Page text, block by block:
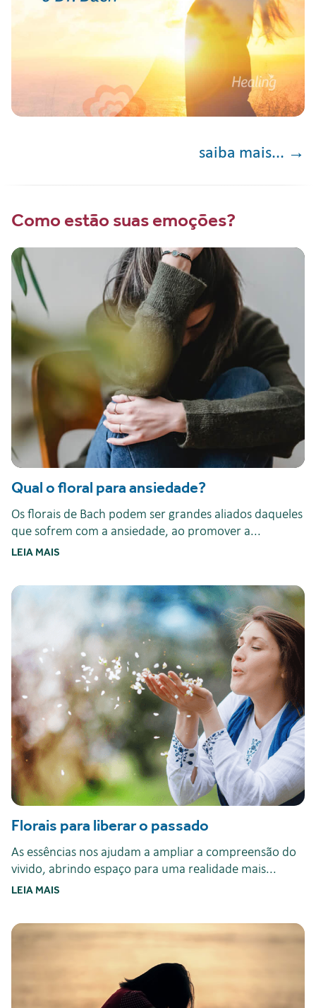
saiba mais...
Como estão suas emoções?
Qual o floral para ansiedade?
Os florais de Bach podem ser grandes aliados daqueles
que sofrem com a ansiedade, ao promover a...
LEIA MAIS
Florais para liberar o passado
As essências nos ajudam a ampliar a compreensão do
vivido, abrindo espaço para uma realidade mais...
LEIA MAIS